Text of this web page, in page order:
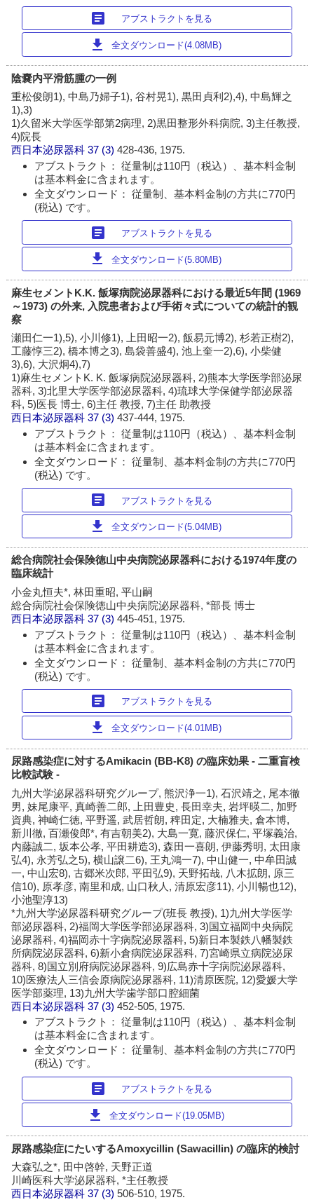
article アブストラクトを見る
download 全文ダウンロード(4.08MB)
陰嚢内平滑筋腫の一例
重松俊朗1), 中島乃婦子1), 谷村晃1), 黒田貞利2),4), 中島輝之
1),3)
1)久留米大学医学部第2病理, 2)黒田整形外科病院, 3)主任教授,
4)院長
西日本泌尿器科 37 (3)428-436, 1975.
アブストラクト： 従量制は110円（税込）、基本料金制
は基本料金に含まれます。
全文ダウンロード： 従量制、基本料金制の方共に770円
(税込) です。
article アブストラクトを見る
download 全文ダウンロード(5.80MB)
麻生セメントK.K. 飯塚病院泌尿器科における最近5年間 (1969
～1973) の外来, 入院患者および手術々式についての統計的観
察
瀬田仁一1),5), 小川修1), 上田昭一2), 飯易元博2), 杉若正樹2),
工藤惇三2), 橋本博之3), 島袋善盛4), 池上奎一2),6), 小柴健
3),6), 大沢炯4),7)
1)麻生セメントK. K. 飯塚病院泌尿器科, 2)熊本大学医学部泌尿
器科, 3)北里大学医学部泌尿器科, 4)琉球大学保健学部泌尿器
科, 5)医長 博士, 6)主任 教授, 7)主任 助教授
西日本泌尿器科 37 (3)437-444, 1975.
アブストラクト： 従量制は110円（税込）、基本料金制
は基本料金に含まれます。
全文ダウンロード： 従量制、基本料金制の方共に770円
(税込) です。
article アブストラクトを見る
download 全文ダウンロード(5.04MB)
総合病院社会保険徳山中央病院泌尿器科における1974年度の
臨床統計
小金丸恒夫*, 林田重昭, 平山嗣
総合病院社会保険徳山中央病院泌尿器科, *部長 博士
西日本泌尿器科 37 (3)445-451, 1975.
アブストラクト： 従量制は110円（税込）、基本料金制
は基本料金に含まれます。
全文ダウンロード： 従量制、基本料金制の方共に770円
(税込) です。
article アブストラクトを見る
download 全文ダウンロード(4.01MB)
尿路感染症に対するAmikacin (BB-K8) の臨床効果 - 二重盲検
比較試験 -
九州大学泌尿器科研究グループ, 熊沢浄一1), 石沢靖之, 尾本徹
男, 妹尾康平, 真崎善二郎, 上田豊史, 長田幸夫, 岩坪暎二, 加野
資典, 神崎仁徳, 平野遥, 武居哲朗, 稗田定, 大楠雅夫, 倉本博,
新川徹, 百瀬俊郎*, 有吉朝美2), 大島一寛, 藤沢保仁, 平塚義治,
内藤誠二, 坂本公孝, 平田耕造3), 森田一喜朗, 伊藤秀明, 太田康
弘4), 永芳弘之5), 横山譲二6), 王丸鴻一7), 中山健一, 中牟田誠
一, 中山宏8), 古郷米次郎, 平田弘9), 天野拓哉, 八木拡朗, 原三
信10), 原孝彦, 南里和成, 山口秋人, 清原宏彦11), 小川暢也12),
小池聖淳13)
*九州大学泌尿器科研究グループ(班長 教授), 1)九州大学医学
部泌尿器科, 2)福岡大学医学部泌尿器科, 3)国立福岡中央病院
泌尿器科, 4)福岡赤十字病院泌尿器科, 5)新日本製鉄八幡製鉄
所病院泌尿器科, 6)新小倉病院泌尿器科, 7)宮崎県立病院泌尿
器科, 8)国立別府病院泌尿器科, 9)広島赤十字病院泌尿器科,
10)医療法人三信会原病院泌尿器科, 11)清原医院, 12)愛媛大学
医学部薬理, 13)九州大学歯学部口腔細菌
西日本泌尿器科 37 (3)452-505, 1975.
アブストラクト： 従量制は110円（税込）、基本料金制
は基本料金に含まれます。
全文ダウンロード： 従量制、基本料金制の方共に770円
(税込) です。
article アブストラクトを見る
download 全文ダウンロード(19.05MB)
尿路感染症にたいするAmoxycillin (Sawacillin) の臨床的検討
大森弘之*, 田中啓幹, 天野正道
川崎医科大学泌尿器科, *主任教授
西日本泌尿器科 37 (3)506-510, 1975.